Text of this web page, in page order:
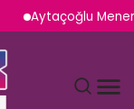
Menemen: